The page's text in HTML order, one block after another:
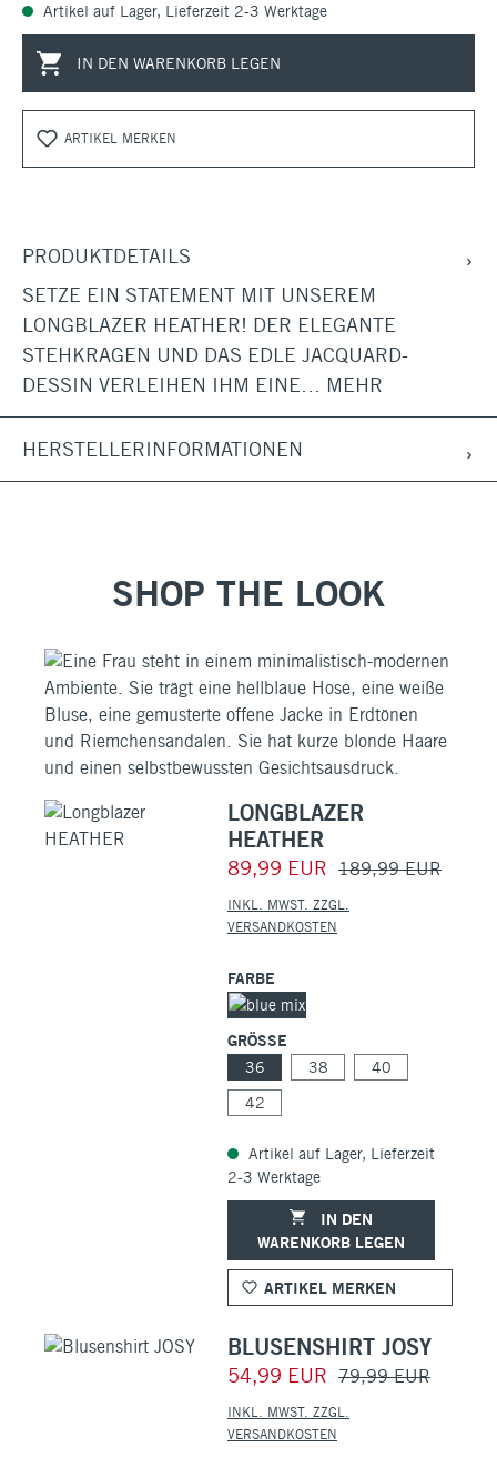
Artikel auf Lager, Lieferzeit 2-3 Werktage
IN DEN WARENKORB LEGEN
ARTIKEL MERKEN
PRODUKTDETAILS
SETZE EIN STATEMENT MIT UNSEREM
LONGBLAZER HEATHER! DER ELEGANTE
STEHKRAGEN UND DAS EDLE JACQUARD-
DESSIN VERLEIHEN IHM EINE… MEHR
HERSTELLERINFORMATIONEN
SHOP THE LOOK
LONGBLAZER
HEATHER
89,99 EUR 189,99 EUR
INKL. MWST. ZZGL.
VERSANDKOSTEN
FARBE
GRÖSSE
36 38
40
42
Artikel auf Lager, Lieferzeit
2-3 Werktage
WARENKORB LEGEN
ARTIKEL MERKEN
BLUSENSHIRT JOSY
54,99 EUR 79,99 EUR
INKL. MWST. ZZGL.
VERSANDKOSTEN